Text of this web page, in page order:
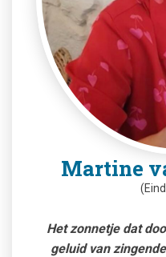
Martine
Het zonnetje dat
geluid van